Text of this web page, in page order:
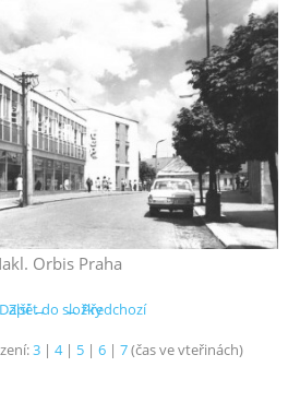
Orbis Praha
← Předchozí
Další →
Zpět do složky
3 | 4| 5 | 6 | 7(čas ve vteřinách)